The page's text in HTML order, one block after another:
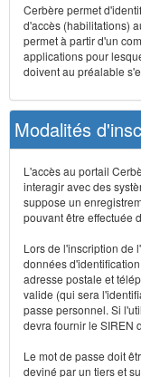
Cerbère permet
d'accès (habilitations)
permet à partir d'un
applications pour
doivent au préalable
Modalités
L'accès au portail
interagir avec des
suppose un
pouvant être effectuée
Lors de l'inscription de
données
adresse postale et
valide (qui sera
passe personnel. Si
devra fournir le SIREN
Le mot de passe doit
deviné par un tiers et